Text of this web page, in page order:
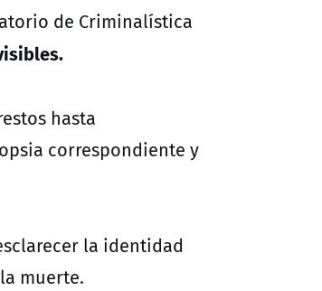
de Criminalística
hasta
correspondiente y
la identidad
muerte.